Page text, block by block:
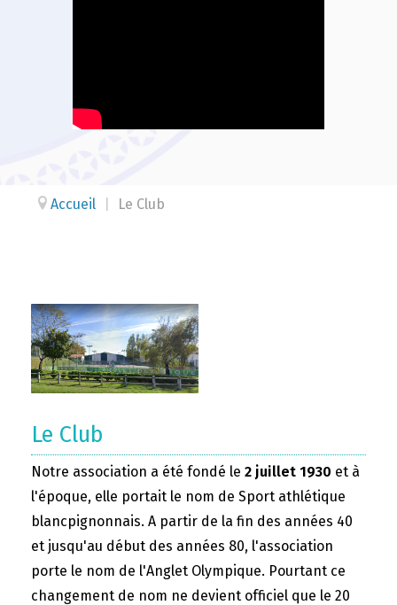
Accueil Le Club
Le Club
Notre association a été fondé le 2 juillet 1930 et à
l'époque, elle portait le nom de Sport athlétique
blancpignonnais. A partir de la fin des années 40
et jusqu'au début des années 80, l'association
porte le nom de l'Anglet Olympique. Pourtant ce
changement de nom ne devient officiel que le 20